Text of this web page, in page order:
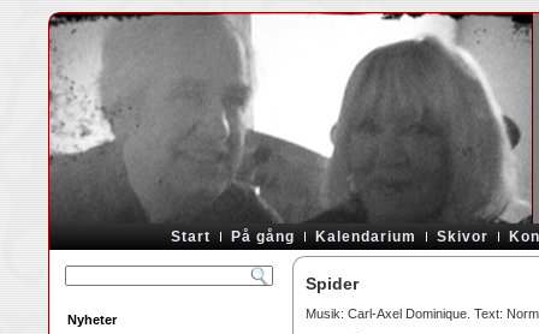
Start På gång Kalendarium Skivor
Nyheter
Spider
Musik: Carl-Axel Dominique. Text: